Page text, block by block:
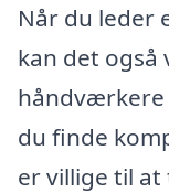
Når du leder
kan det også
håndværkere
du finde
er villige til